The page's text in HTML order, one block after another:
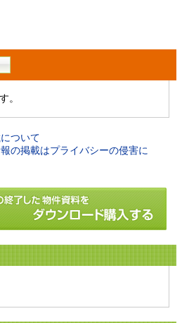
。
ついて
の掲載はプライバシーの侵害に